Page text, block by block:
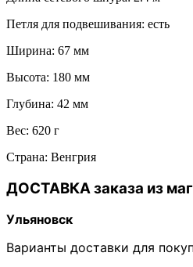
Петля для подвешивания: есть
Ширина: 67 мм
Высота: 180 мм
Глубина: 42 мм
Вес: 620 г
Страна: Венгрия
ДОСТАВКА заказа из
Ульяновск
Варианты доставки для